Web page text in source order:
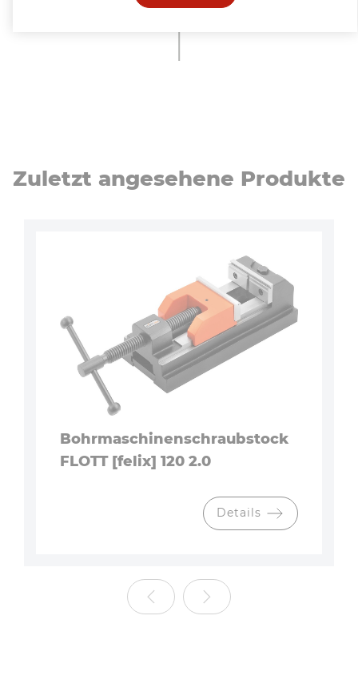
Zuletzt angesehene Produkte
Bohrmaschinenschraubstock
FLOTT [felix] 120 2.0
Details